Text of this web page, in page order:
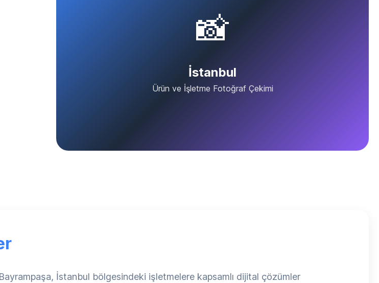
📸
İstanbul
Ürün ve İşletme Fotoğraf Çekimi
İstanbul bölgesindeki işletmelere kapsamlı dijital çözümler